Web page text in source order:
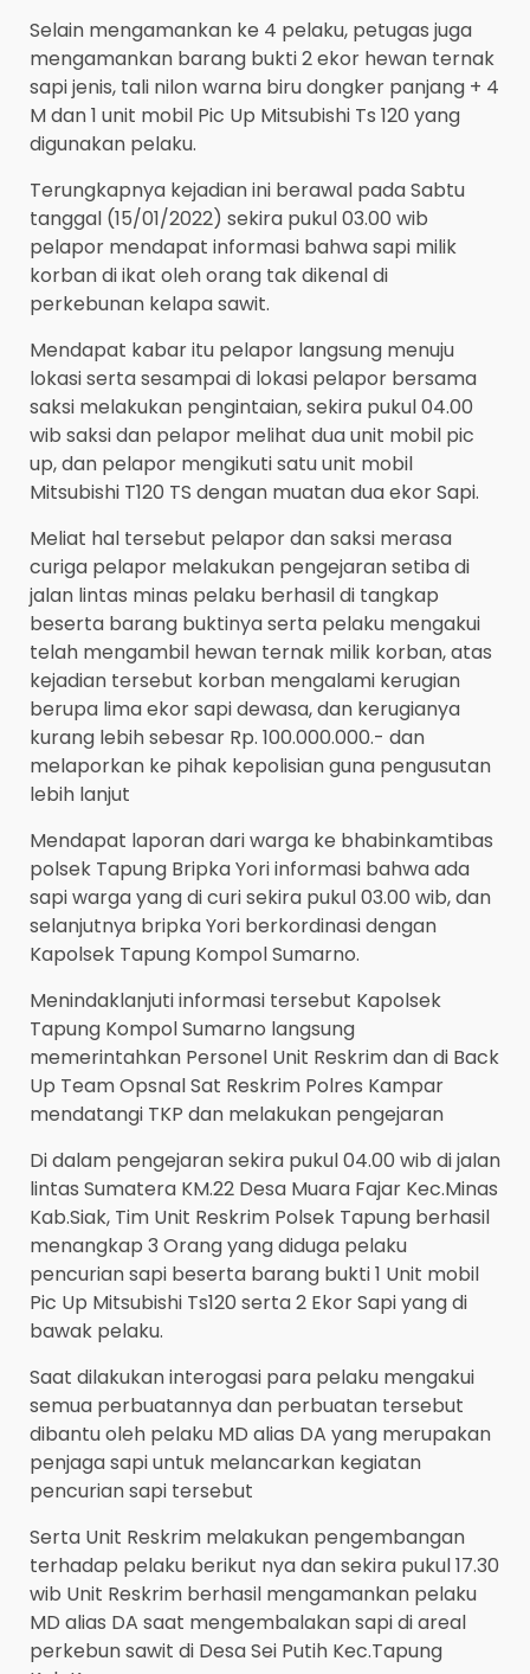
Selain mengamankan ke 4 pelaku, petugas juga
mengamankan barang bukti 2 ekor hewan ternak
sapi jenis, tali nilon warna biru dongker panjang + 4
M dan 1 unit mobil Pic Up Mitsubishi Ts 120 yang
digunakan pelaku.
Terungkapnya kejadian ini berawal pada Sabtu
tanggal (15/01/2022) sekira pukul 03.00 wib
pelapor mendapat informasi bahwa sapi milik
korban di ikat oleh orang tak dikenal di
perkebunan kelapa sawit.
Mendapat kabar itu pelapor langsung menuju
lokasi serta sesampai di lokasi pelapor bersama
saksi melakukan pengintaian, sekira pukul 04.00
wib saksi dan pelapor melihat dua unit mobil pic
up, dan pelapor mengikuti satu unit mobil
Mitsubishi T120 TS dengan muatan dua ekor Sapi.
Meliat hal tersebut pelapor dan saksi merasa
curiga pelapor melakukan pengejaran setiba di
jalan lintas minas pelaku berhasil di tangkap
beserta barang buktinya serta pelaku mengakui
telah mengambil hewan ternak milik korban, atas
kejadian tersebut korban mengalami kerugian
berupa lima ekor sapi dewasa, dan kerugianya
kurang lebih sebesar Rp. 100.000.000.- dan
melaporkan ke pihak kepolisian guna pengusutan
lebih lanjut
Mendapat laporan dari warga ke bhabinkamtibas
polsek Tapung Bripka Yori informasi bahwa ada
sapi warga yang di curi sekira pukul 03.00 wib, dan
selanjutnya bripka Yori berkordinasi dengan
Kapolsek Tapung Kompol Sumarno.
Menindaklanjuti informasi tersebut Kapolsek
Tapung Kompol Sumarno langsung
memerintahkan Personel Unit Reskrim dan di Back
Up Team Opsnal Sat Reskrim Polres Kampar
mendatangi TKP dan melakukan pengejaran
Di dalam pengejaran sekira pukul 04.00 wib di jalan
lintas Sumatera KM.22 Desa Muara Fajar Kec.Minas
Kab.Siak, Tim Unit Reskrim Polsek Tapung berhasil
menangkap 3 Orang yang diduga pelaku
pencurian sapi beserta barang bukti 1 Unit mobil
Pic Up Mitsubishi Ts120 serta 2 Ekor Sapi yang di
bawak pelaku.
Saat dilakukan interogasi para pelaku mengakui
semua perbuatannya dan perbuatan tersebut
dibantu oleh pelaku MD alias DA yang merupakan
penjaga sapi untuk melancarkan kegiatan
pencurian sapi tersebut
Serta Unit Reskrim melakukan pengembangan
terhadap pelaku berikut nya dan sekira pukul 17.30
wib Unit Reskrim berhasil mengamankan pelaku
MD alias DA saat mengembalakan sapi di areal
perkebun sawit di Desa Sei Putih Kec.Tapung